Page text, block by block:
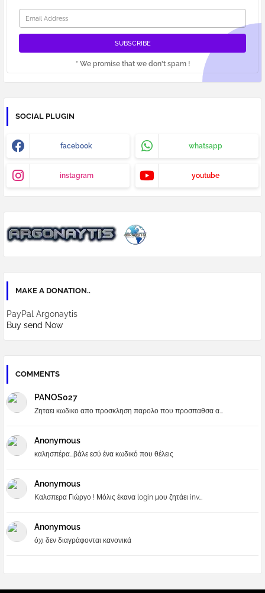
* We promise that we don't spam !
SOCIAL PLUGIN
facebook whatsapp
instagram youtube
MAKE A DONATION..
PayPal Argonaytis
Buy send Now
COMMENTS
PANOS027
Ζηταει κωδικο απο προσκληση παρολο που προσπαθσα α...
Anonymous
καλησπέρα...βάλε εσύ ένα κωδικό που θέλεις
Anonymous
Καλσπερα Γιώργο ! Μόλις έκανα login μου ζητάει inv...
Anonymous
όχι δεν διαγράφονται κανονικά